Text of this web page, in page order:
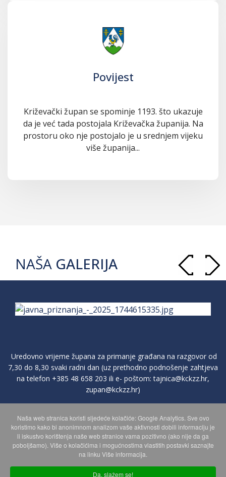
Povijest
Križevački župan se spominje 1193. što ukazuje
da je već tada postojala Križevačka županija. Na
prostoru oko nje postojalo je u srednjem vijeku
više županija...
NAŠA GALERIJA
Uredovno vrijeme župana za primanje građana na razgovor od
7,30 do 8,30 svaki radni dan (uz prethodno podnošenje zahtjeva
na telefon +385 48 658 203 ili e- poštom:tajnica@kckzz.hr,
zupan@kckzz.hr)
POLITIKA ZAŠTITE PRIVATNOSTI OSOBNIH PODATAKA
MAPA WEBA
Naša web stranica koristi sljedeće kolačiće: Google Analytics. Sve ovo
koristimo kako bi anonimnom analizom vaše aktivnosti dobili informaciju je
li iskustvo korištenja naše web stranice vama pozitivno (ako nije da ga
poboljšamo). Više o kolačićima i mogućnostima vlastitih postavki saznajte
na linku Više informacija.
Da, slažem se!